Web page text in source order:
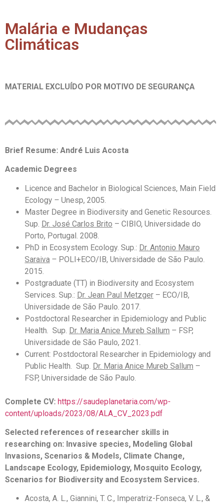
Malária e Mudanças
Climáticas
MATERIAL EXCLUÍDO POR MOTIVO DE SEGURANÇA
Brief Resume: André Luis Acosta
Academic Degrees
Licence and Bachelor in Biological Sciences, Main Field
Ecology – Unesp, 2005.
Master Degree in Biodiversity and Genetic Resources.
Sup. Dr. José Carlos Brito – CIBIO, Universidade do
Porto, Portugal. 2008.
PhD in Ecosystem Ecology. Sup.: Dr. Antonio Mauro
Saraiva – POLI+ECO/IB, Universidade de São Paulo.
2015.
Postgraduate (TT) in Biodiversity and Ecosystem
Services. Sup.: Dr. Jean Paul Metzger – ECO/IB,
Universidade de São Paulo. 2017.
Postdoctoral Researcher in Epidemiology and Public
Health. Sup. Dr. Maria Anice Mureb Sallum – FSP,
Universidade de São Paulo, 2021.
Current: Postdoctoral Researcher in Epidemiology and
Public Health. Sup. Dr. Maria Anice Mureb Sallum –
FSP, Universidade de São Paulo.
Complete CV: https://saudeplanetaria.com/wp-
content/uploads/2023/08/ALA_CV_2023.pdf
Selected references of researcher skills in
researching on: Invasive species, Modeling Global
Invasions, Scenarios & Models, Climate Change,
Landscape Ecology, Epidemiology, Mosquito Ecology,
Scenarios for Biodiversity and Ecosystem Services.
Acosta, A. L., Giannini, T. C., Imperatriz-Fonseca, V. L., &